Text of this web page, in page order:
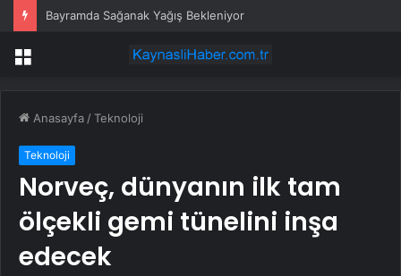
Bayramda Sağanak Yağış Bekleniyor
Menü
Anasayfa /Teknoloji
Teknoloji
Norveç, dünyanın ilk tam
ölçekli gemi tünelini inşa
edecek